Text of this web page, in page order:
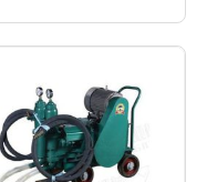
là:
41,160,000₫.
tại
là: